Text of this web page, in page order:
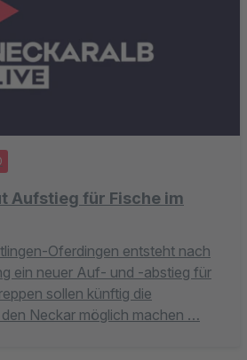
Aufstieg für Fische im
Oferdingen entsteht nach
ein neuer Auf- und -abstieg für
sollen künftig die
Neckar möglich machen …